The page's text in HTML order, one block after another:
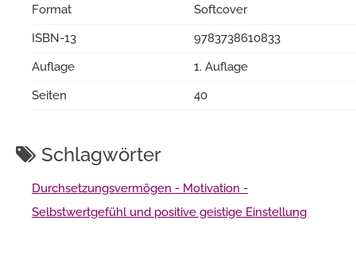
Format
Softcover
ISBN-13
9783738610833
Auflage
1. Auflage
Seiten
40
Schlagwörter
Durchsetzungsvermögen - Motivation -
Selbstwertgefühl und positive geistige Einstellung